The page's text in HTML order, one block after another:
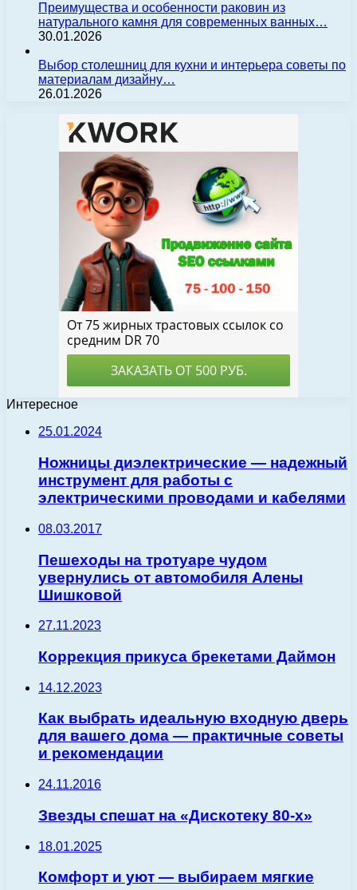
Преимущества и особенности раковин из
натурального камня для современных ванных…
30.01.2026
Выбор столешниц для кухни и интерьера советы по
материалам дизайну…
26.01.2026
Интересное
25.01.2024
Ножницы диэлектрические — надежный
инструмент для работы с
электрическими проводами и кабелями
08.03.2017
Пешеходы на тротуаре чудом
увернулись от автомобиля Алены
Шишковой
27.11.2023
Коррекция прикуса брекетами Даймон
14.12.2023
Как выбрать идеальную входную дверь
для вашего дома — практичные советы
и рекомендации
24.11.2016
Звезды спешат на «Дискотеку 80-х»
18.01.2025
Комфорт и уют — выбираем мягкие